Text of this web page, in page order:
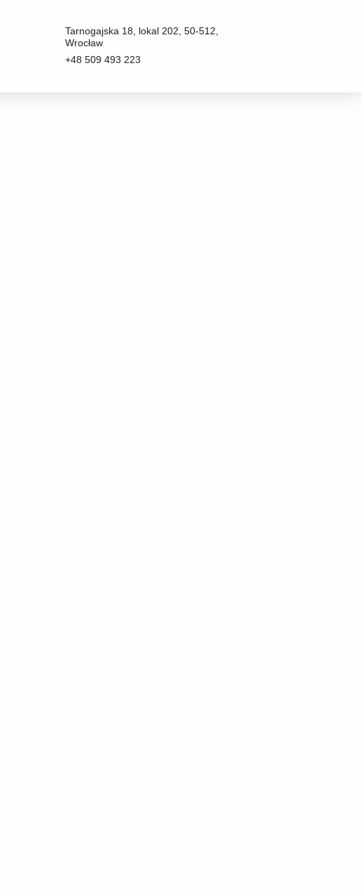
Tarnogajska 18, lokal 202, 50-512,
Wrocław
+48 509 493 223